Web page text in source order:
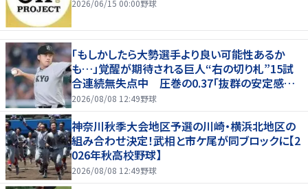
2026/06/15 00:00野球
「もしかしたら大勢選手より良い可能性あるか
も…」覚醒が期待される巨人“右の切り札”15試
合連続無失点中 圧巻の0.37「抜群の安定感を
持っている」
2026/08/08 12:49野球
神奈川秋季大会地区予選の川崎・横浜北地区の
組み合わせ決定！武相と市ケ尾が同ブロックに【2
026年秋高校野球】
2026/08/08 12:49野球